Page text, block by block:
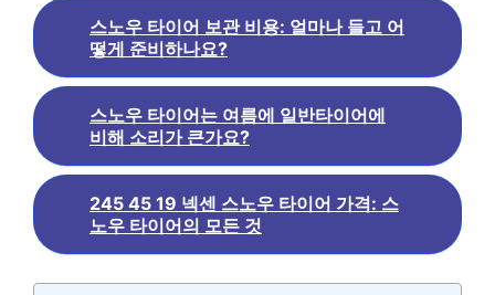
스노우 타이어 보관 비용: 얼마나 들고 어
떻게 준비하나요?
스노우 타이어는 여름에 일반타이어에
비해 소리가 큰가요?
245 45 19 넥센 스노우 타이어 가격: 스
노우 타이어의 모든 것